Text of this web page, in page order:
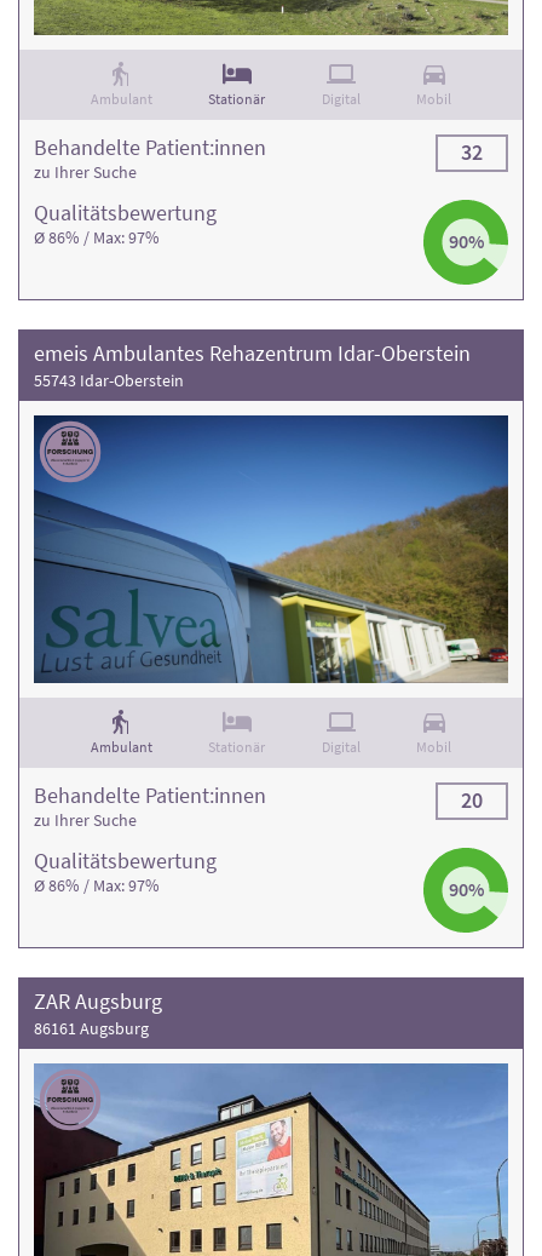
Ambulant Stationär Digital Mobil
Qualitäts­bewertung
Ø 86% / Max: 97% 90%
Behandelte Patient:innen
zu Ihrer Suche
32
emeis Ambulantes Rehazentrum Idar-Oberstein
55743 Idar-Oberstein
Ambulant Stationär Digital Mobil
Qualitäts­bewertung
Ø 86% / Max: 97% 90%
Behandelte Patient:innen
zu Ihrer Suche
20
ZAR Augsburg
86161 Augsburg